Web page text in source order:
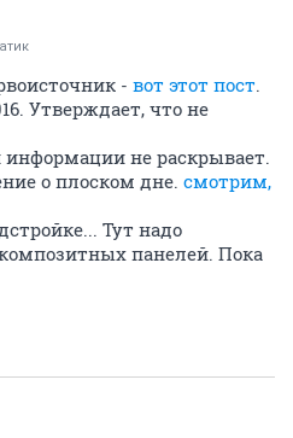
- вот этот пост.
Утверждает, что не
не раскрывает.
о плоском дне. смотрим,
Тут надо
панелей. Пока